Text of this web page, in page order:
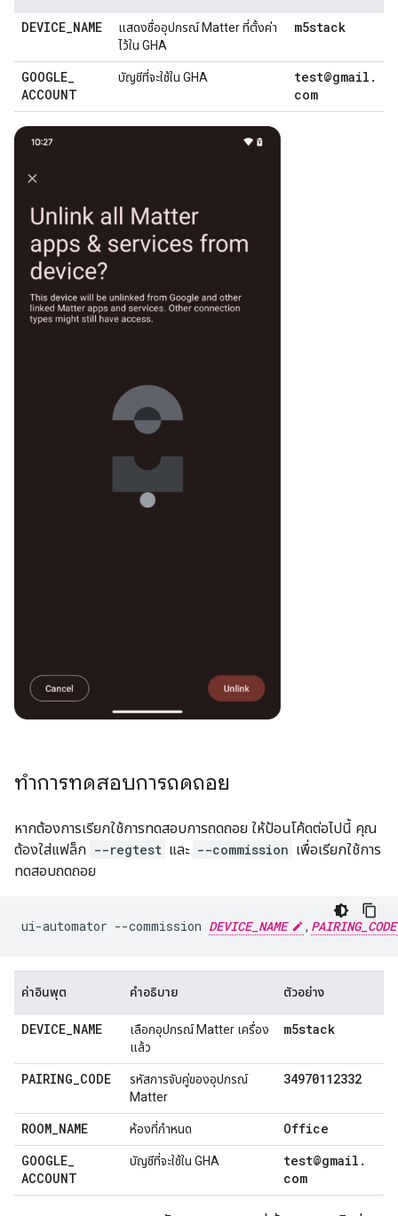
DEVICE_NAME แสดงชื่ออุปกรณ์ Matterที่ตั้งค่า
ไว้ใน GHA
m5stack
GOOGLE_
ACCOUNT
บัญชีที่จะใช้ใน GHA test@gmail .
com
ทำการทดสอบการถดถอย
หากต้องการเรียกใช้การทดสอบการถดถอย ให้ป้อนโค้ดต่อไปนี้ คุณ
ต้องใส่แฟล็ก --regtest และ --commission เพื่อเรียกใช้การ
ทดสอบถดถอย
ui-automator --commission DEVICE_NAME , PAIRING_CODE
ค่าอินพุต คำอธิบาย ตัวอย่าง
DEVICE_NAME เลือกอุปกรณ์ Matter เครื่อง
แล้ว
m5stack
PAIRING_CODE
รหัสการจับคู่ของอุปกรณ์
Matter
34970112332
ROOM_NAME ห้องที่กำหนด
Office
GOOGLE_
ACCOUNT
บัญชีที่จะใช้ใน GHA test@gmail .
com